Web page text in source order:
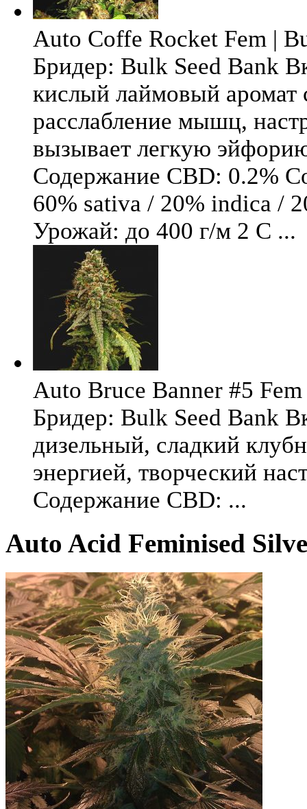
Auto Coffe Rocket Fem |
Бридер: Bulk Seed Bank
кислый лаймовый аромат
расслабление мышц,
вызывает легкую
Содержание CBD: 0.2%
60% sativa / 20% indica /
Урожай: до 400 г/м 2 С ...
Auto Bruce Banner #5
Бридер: Bulk Seed Bank
дизельный, сладкий
энергией, творческий
Содержание CBD: ...
Auto Acid Feminised